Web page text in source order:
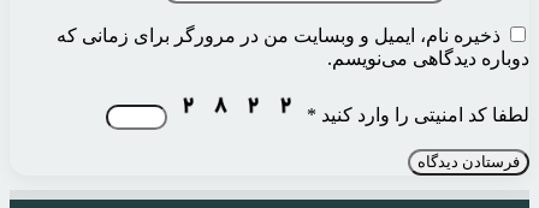
ذخیره نام، ایمیل و وبسایت من در مرورگر برای زمانی که
دوباره دیدگاهی می‌نویسم.
لطفا کد امنیتی را وارد کنید *